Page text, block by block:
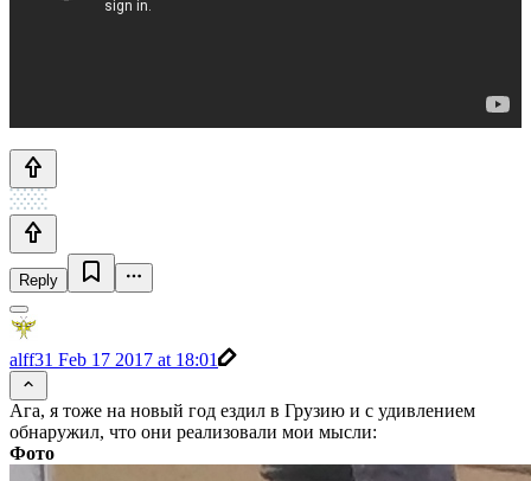
Reply
alff31 Feb 17 2017 at 18:01
Ага, я тоже на новый год ездил в Грузию и с удивлением
обнаружил, что они реализовали мои мысли:
Фото